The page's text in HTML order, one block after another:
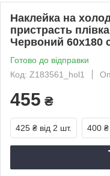
Наклейка на
пристрасть
Червоний 60х180
Готово до відправки
Код: Z183561_hol1
455 ₴
425 ₴ від 2 шт. 400 ₴